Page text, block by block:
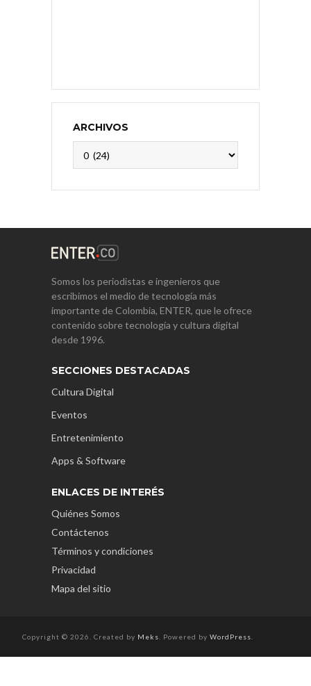
ARCHIVOS
Somos los periodistas e ingenieros que
escribimos el medio de tecnología más
importante de Colombia, ENTER, que le ofrece
contenido sobre tecnología y cultura digital
desde 1996.
SECCIONES DESTACADAS
Cultura Digital
Eventos
Entretenimiento
Apps & Software
ENLACES DE INTERÉS
Quiénes Somos
Contáctenos
Términos y condiciones
Privacidad
Mapa del sitio
Copyright © 2026. Created by Meks . Powered by WordPress